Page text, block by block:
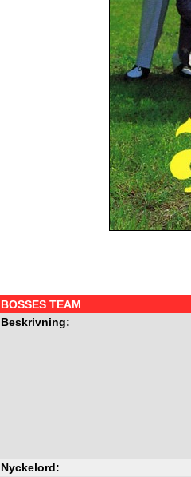
BOSSES TEAM
Beskrivning:
Nyckelord: